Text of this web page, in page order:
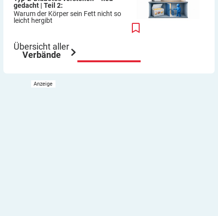
gedacht | Teil 2:
Warum der Körper sein Fett nicht so
leicht hergibt
Übersicht aller
Verbände